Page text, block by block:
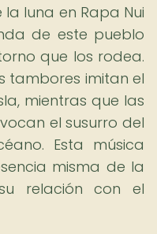
luna en Rapa Nui
de este pueblo
que los rodea.
tambores imitan el
mientras que las
el susurro del
Esta música
misma de la
relación con el